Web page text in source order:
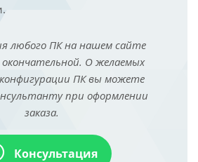
любого ПК на нашем сайте
окончательной. О желаемых
ПК вы можете
при оформлении
заказа.
Консультация